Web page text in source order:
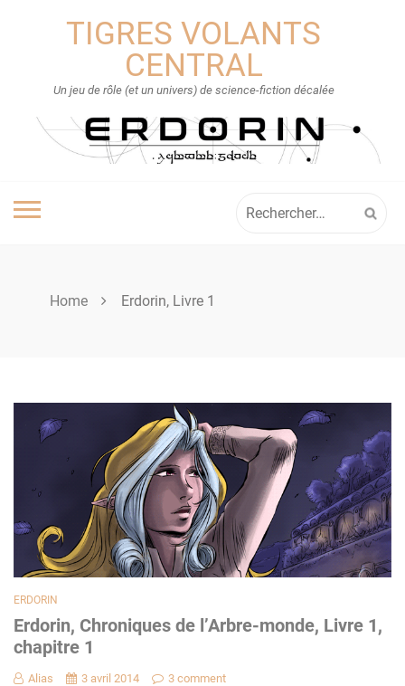
TIGRES VOLANTS
CENTRAL
Un jeu de rôle (et un univers) de science-fiction décalée
Home Erdorin, Livre 1
ERDORIN
Erdorin, Chroniques de l’Arbre-monde, Livre 1,
chapitre 1
Alias 3 avril 2014 3 comment